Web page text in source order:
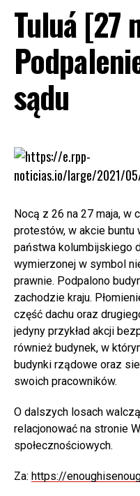
Tuluá [27
sądu
Nocą z 26 na 27 maja, w
protestów, w akcie
państwa kolumbijskiego
wymierzonej w symbol
prawnie. Podpalono
zachodzie kraju.
część dachu oraz
jedyny przykład akcji
również budynek, w
budynki rządowe oraz
swoich pracowników.
O dalszych losach
relacjonować na stronie
społecznościowych.
Za: https://